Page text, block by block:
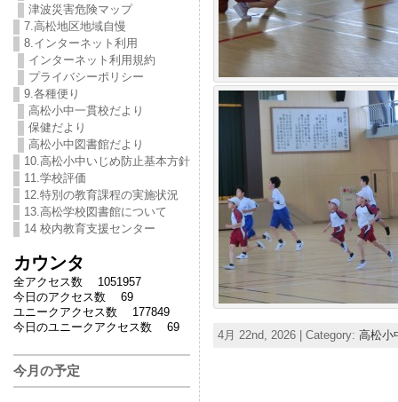
津波災害危険マップ
7.高松地区地域自慢
8.インターネット利用
インターネット利用規約
プライバシーポリシー
9.各種便り
高松小中一貫校だより
保健だより
高松小中図書館だより
10.高松小中いじめ防止基本方針
11.学校評価
12.特別の教育課程の実施状況
13.高松学校図書館について
14 校内教育支援センター
カウンタ
全アクセス数 1051957
今日のアクセス数 69
ユニークアクセス数 177849
今日のユニークアクセス数 69
今月の予定
4月 22nd, 2026 | Category: 高松小